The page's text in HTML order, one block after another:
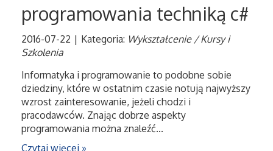
Fotografia
Ślub i Wesele
Weterynaryjne, Hodowla Zwierząt
programowania techniką c#
2016-07-22 | Kategoria: Wykształcenie / Kursy i
Szkolenia
Informatyka i programowanie to podobne sobie
dziedziny, które w ostatnim czasie notują najwyższy
wzrost zainteresowanie, jeżeli chodzi i
pracodawców. Znając dobrze aspekty
programowania można znaleźć...
Czytaj więcej »